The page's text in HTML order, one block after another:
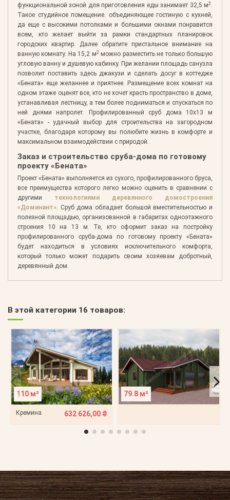
функциональной зоной для приготовления еды занимает 32,5 м2 .
Такое студийное помещение. объединяющее гостиную с кухней,
да еще с высокими потолками и большими окнами понравится
всем, кто желает выйти за рамки стандартных планировок
городских квартир. Далее обратите пристальное внимание на
ванную комнату. На 15,2 м2можно разместить не только большую
угловую ванну и душевую кабинку. При желании площадь санузла
позволит поставить здесь джакузи и сделать досуг в коттедже
«Бената» еще желаннее и приятнее. Размещение всех комнат на
одном этаже оценят все, кто не хочет красть пространство в доме,
устанавливая лестницу, а тем более подниматься и спускаться по
ней днями напролет. Профилированный сруб дома 10х13 м
«Бената» - удачный выбор для строительства на загородном
участке, благодаря которому вы полюбите жизнь в комфорте и
максимальном взаимодействии с природой.
Заказ и строительство сруба-дома по готовому
проекту «Бената»
Проект «Бената» выполняется из сухого, профилированного бруса,
все преимущества которого легко можно оценить в сравнении с
другими технологиями деревянного домостроения
«Доминант». Сруб дома обладает большой вместительностью и
полезной площадью, организованной в габаритах одноэтажного
строения 10 на 13 м. Те, кто оформит заказ на постройку
профилированного сруба-дома по готовому проекту «Бената»
будет находиться в условиях исключительного комфорта,
который только может подарить своим хозяевам добротный,
деревянный дом.
В этой категории 16 товаров:
110 м²
Кремина 632 626,00 ₴
79.8 м²